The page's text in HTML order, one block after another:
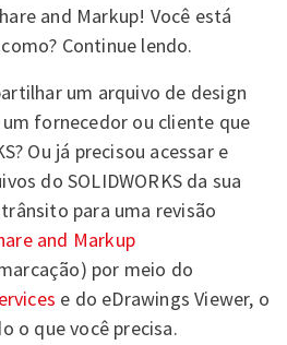
and Markup! Você está
Continue lendo.
um arquivo de design
um fornecedor ou cliente que
Ou já precisou acessar e
do SOLIDWORKS da sua
para uma revisão
and Markup
por meio do
e do eDrawings Viewer, o
o que você precisa.